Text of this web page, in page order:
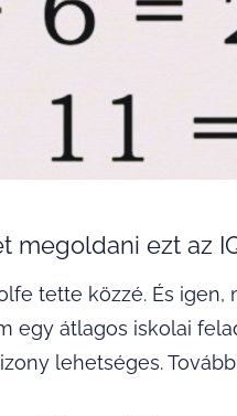
megoldani ezt az
tette közzé. És
egy átlagos iskolai
lehetséges.